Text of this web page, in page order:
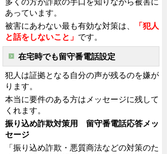
多くの方が詐欺の手口を知りながら被害に
あっています。
被害にあわない最も有効な対策は、
「犯人
と話をしないこと」 です。
在宅時でも留守番電話設定
犯人は証拠となる自分の声が残るのを嫌が
ります。
本当に要件のある方はメッセージに残して
くれます。
振り込め詐欺対策用 留守番電話応答メッ
セージ
「振り込め詐欺・悪質商法などの対策のた